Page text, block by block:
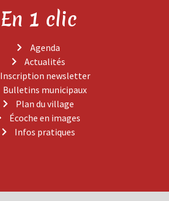
En 1 clic
Agenda
Actualités
Inscription newsletter
Bulletins municipaux
Plan du village
Écoche en images
Infos pratiques